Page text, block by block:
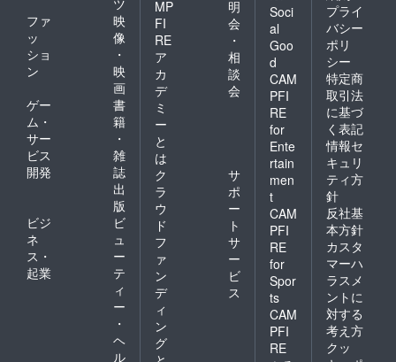
ファ
ッ
ショ
ン
映
像
・
映
画
ゲー
ム・
サー
ビス
開発
書
籍
・
雑
誌
出
版
ビジ
ネ
ス・
起業
ビ
ュ
ー
テ
ィ
ー
・
ヘ
ル
MP
FI
RE
ア
カ
デ
ミ
ー
と
は
明
会
・
相
談
会
ク
ラ
ウ
ド
フ
ァ
ン
デ
ィ
ン
グ
サ
ポ
ー
ト
サ
ー
ビ
ス
Soci
al
Goo
d
CAM
PFI
RE
for
Ente
rtain
men
t
CAM
PFI
RE
for
Spor
ts
CAM
PFI
RE
プライ
バシー
ポリ
シー
特定商
取引法
に基づ
く表記
情報セ
キュリ
ティ方
針
反社基
本方針
カスタ
マーハ
ラスメ
ントに
対する
考え方
クッ